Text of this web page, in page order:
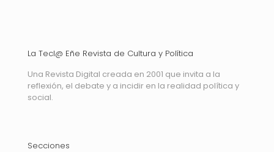
La Tecl@ Eñe Revista de Cultura y Política
Una Revista Digital creada en 2001 que invita a la
reflexión, el debate y a incidir en la realidad política y
social.
Secciones